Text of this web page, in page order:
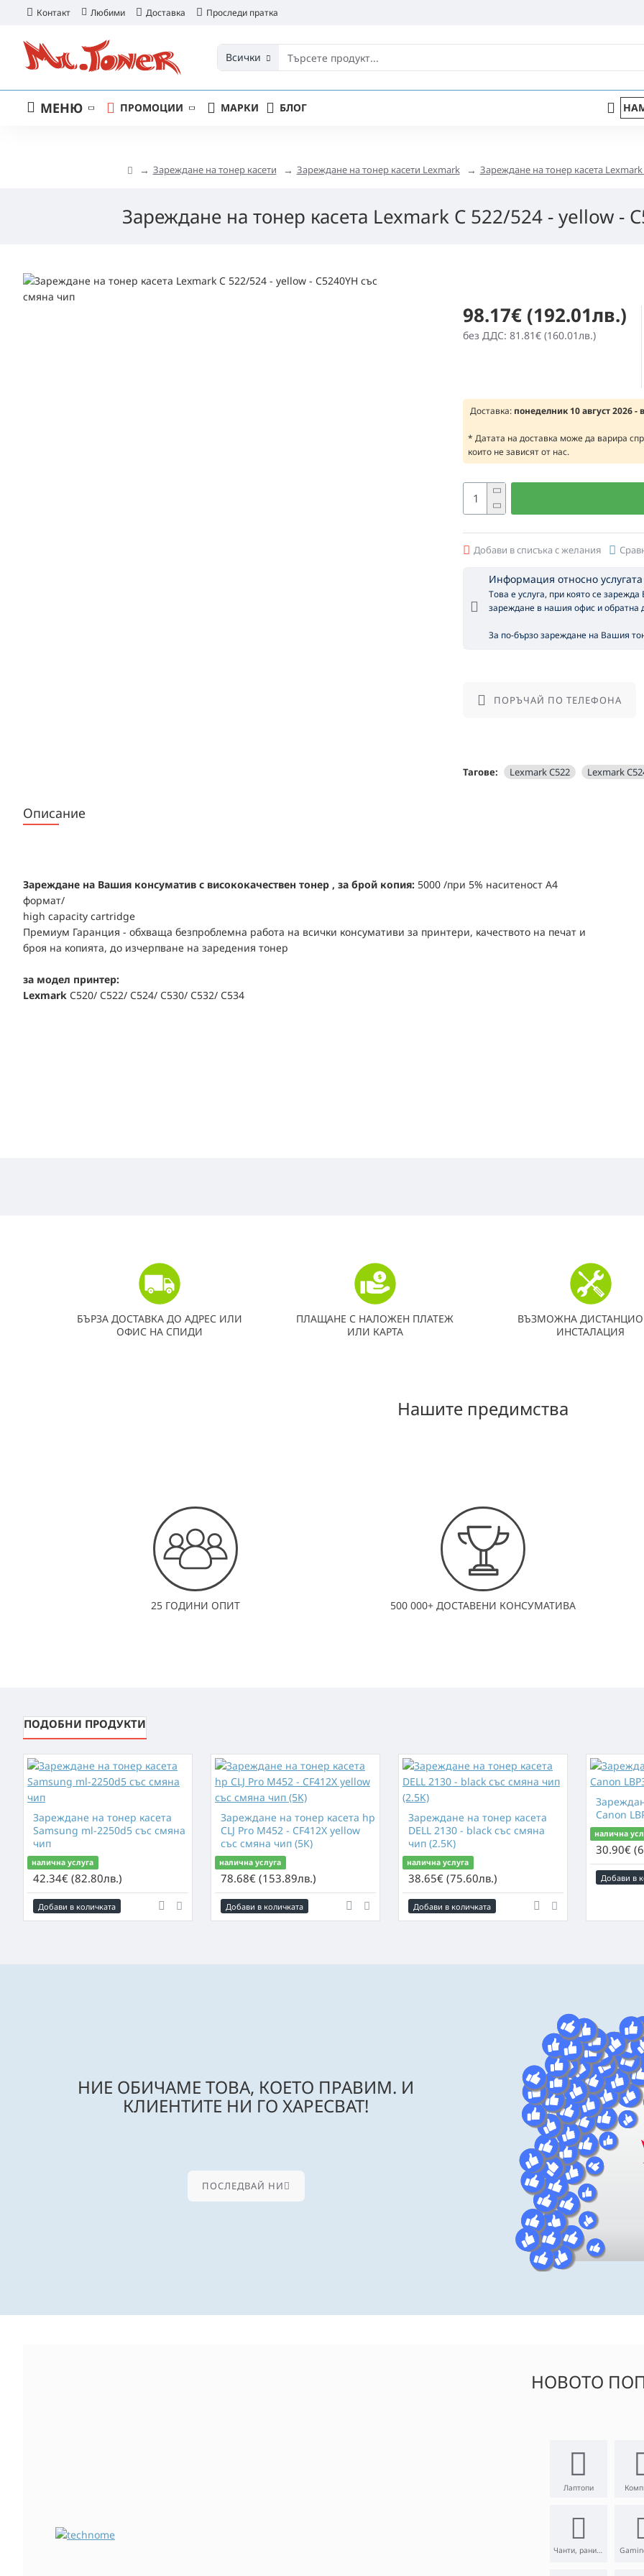
Контакт Любими Доставка Проследи пратка
Всички
МЕНЮ ПРОМОЦИИ МАРКИ БЛОГ
Зареждане на тонер касети Зареждане на тонер касети Lexmark Зареждане на тонер касета
Зареждане на тонер касета Lexmark C 522/524 - yellow -
98.17€ (192.01лв.)
без ДДС: 81.81€ (160.01лв.)
Доставка: понеделник 10 август 2026 -
* Датата на доставка може да варира
които не зависят от нас.
Добави в списъка с желания
Информация относно услугата
Това е услуга, при която се
зареждане в нашия офис и обратна
За по-бързо зареждане на Вашия
ПОРЪЧАЙ ПО ТЕЛЕФОНА
Тагове: Lexmark C522 Lexmark
Описание
Зареждане на Вашия консуматив с висококачествен тонер , за брой копия: 5000 /при 5% наситеност А4
формат/
high capacity cartridge
Премиум Гаранция - обхваща безпроблемна работа на всички консумативи за принтери, качеството на печат и
броя на копията, до изчерпване на заредения тонер
за модел принтер:
Lexmark C520/ C522/ C524/ C530/ C532/ C534
БЪРЗА ДОСТАВКА ДО АДРЕС ИЛИ
ОФИС НА СПИДИ
ПЛАЩАНЕ С НАЛОЖЕН ПЛАТЕЖ
ИЛИ КАРТА
ВЪЗМОЖНА
ИНСТАЛАЦИЯ
Нашите предимства
25 ГОДИНИ ОПИТ 500 000+ ДОСТАВЕНИ КОНСУМАТИВА
ПОДОБНИ ПРОДУКТИ
Зареждане на тонер касета
Samsung ml-2250d5 със смяна
чип
налична услуга
42.34€ (82.80лв.)
Добави в количката
Зареждане нa тонер касета hp
CLJ Pro M452 - CF412X yellow
със смяна чип (5K)
налична услуга
78.68€ (153.89лв.)
Добави в количката
Зареждане на тонер касета
DELL 2130 - black със смяна
чип (2.5K)
налична услуга
38.65€ (75.60лв.)
Добави в количката
Canon
налична
30.90€
Добави в
НИЕ ОБИЧАМЕ ТОВА, КОЕТО ПРАВИМ. И
КЛИЕНТИТЕ НИ ГО ХАРЕСВАТ!
ПОСЛЕДВАЙ НИ
НОВОТО
Лаптопи
Чанти, раници